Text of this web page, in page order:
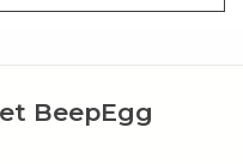
BeepEgg